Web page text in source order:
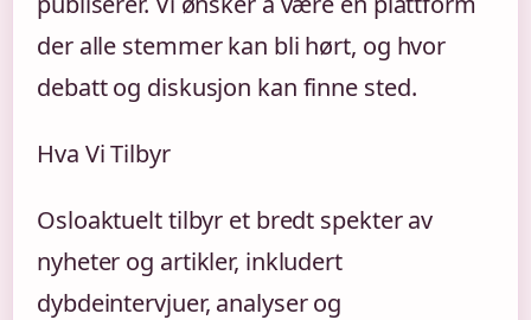
der alle stemmer kan bli hørt, og hvor
debatt og diskusjon kan finne sted.
Hva Vi Tilbyr
Osloaktuelt tilbyr et bredt spekter av
nyheter og artikler, inkludert
dybdeintervjuer, analyser og